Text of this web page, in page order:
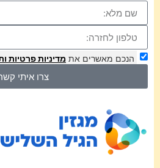
הנכם מאשרים את מדיניות פרטיות
צרו איתי